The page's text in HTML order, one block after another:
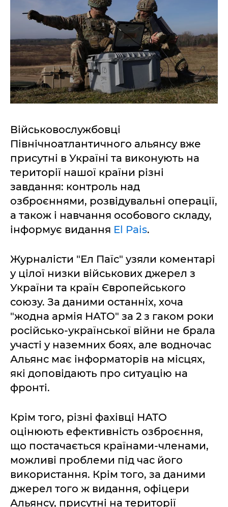
Військовослужбовці
Північноатлантичного альянсу вже
присутні в Україні та виконують на
території нашої країни різні
завдання: контроль над
озброєннями, розвідувальні операції,
а також і навчання особового складу,
інформує видання El Pais.
Журналісти "Ел Паїс" узяли коментарі
у цілої низки військових джерел з
України та країн Європейського
союзу. За даними останніх, хоча
"жодна армія НАТО" за 2 з гаком роки
російсько-української війни не брала
участі у наземних боях, але водночас
Альянс має інформаторів на місцях,
які доповідають про ситуацію на
фронті.
Крім того, різні фахівці НАТО
оцінюють ефективність озброєння,
що постачається країнами-членами,
можливі проблеми під час його
використання. Крім того, за даними
джерел того ж видання, офіцери
Альянсу, присутні на території